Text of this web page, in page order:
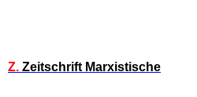
Z. Zeitschrift Marxistische